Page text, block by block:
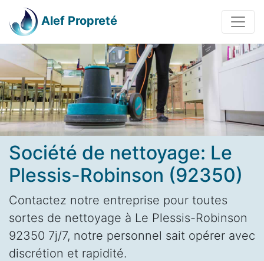
Alef Propreté
Société de nettoyage: Le
Plessis-Robinson (92350)
Contactez notre entreprise pour toutes
sortes de nettoyage à Le Plessis-Robinson
92350 7j/7, notre personnel sait opérer avec
discrétion et rapidité.